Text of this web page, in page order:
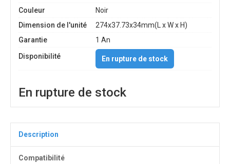
Couleur
Noir
Dimension de l'unité
274x37.73x34mm(L x W x H)
Garantie
1 An
Disponibilité
En rupture de stock
En rupture de stock
Description
Compatibilité